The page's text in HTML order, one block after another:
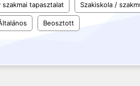
szakmai tapasztalat Szakiskola /
Beosztott